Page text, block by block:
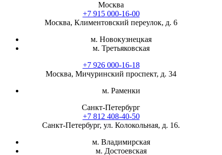
Москва
+7 915 000-16-00
Москва, Климентовский переулок, д. 6
м. Новокузнецкая
м. Третьяковская
+7 926 000-16-18
Москва, Мичуринский проспект, д. 34
м. Раменки
Санкт-Петербург
+7 812 408-40-50
Санкт-Петербург, ул. Колокольная, д. 16.
м. Владимирская
м. Достоевская